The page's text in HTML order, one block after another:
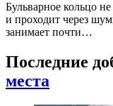
Бульварное кольцо
и проходит через
занимает почти…
Последние
места